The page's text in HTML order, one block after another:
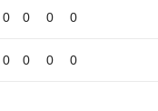
0 0 0 0
0 0 0 0